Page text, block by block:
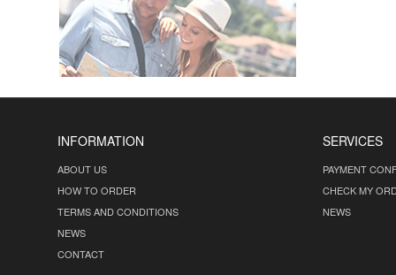
INFORMATION
ABOUT US
HOW TO ORDER
TERMS AND CONDITIONS
NEWS
CONTACT
SERVICES
PAYMENT
CHECK MY
NEWS